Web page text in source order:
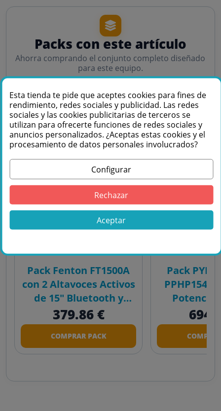
Packs con este artículo
Ahorra comprando el conjunto completo diseñado
para este equipo.
45
PACKS DISPONIBLES
PACK
Pack Fenton FT1500A
con 2 Altavoces Activos
de 15" Bluetooth y
Soportes
379.86 €
COMPRAR PACK
PACK
Pack PYLE
PPHP1541
Potencia
Esta tienda te pide que aceptes cookies para fines de
rendimiento, redes sociales y publicidad. Las redes
sociales y las cookies publicitarias de terceros se
utilizan para ofrecerte funciones de redes sociales y
anuncios personalizados. ¿Aceptas estas cookies y el
procesamiento de datos personales involucrados?
Configurar
Rechazar
Aceptar